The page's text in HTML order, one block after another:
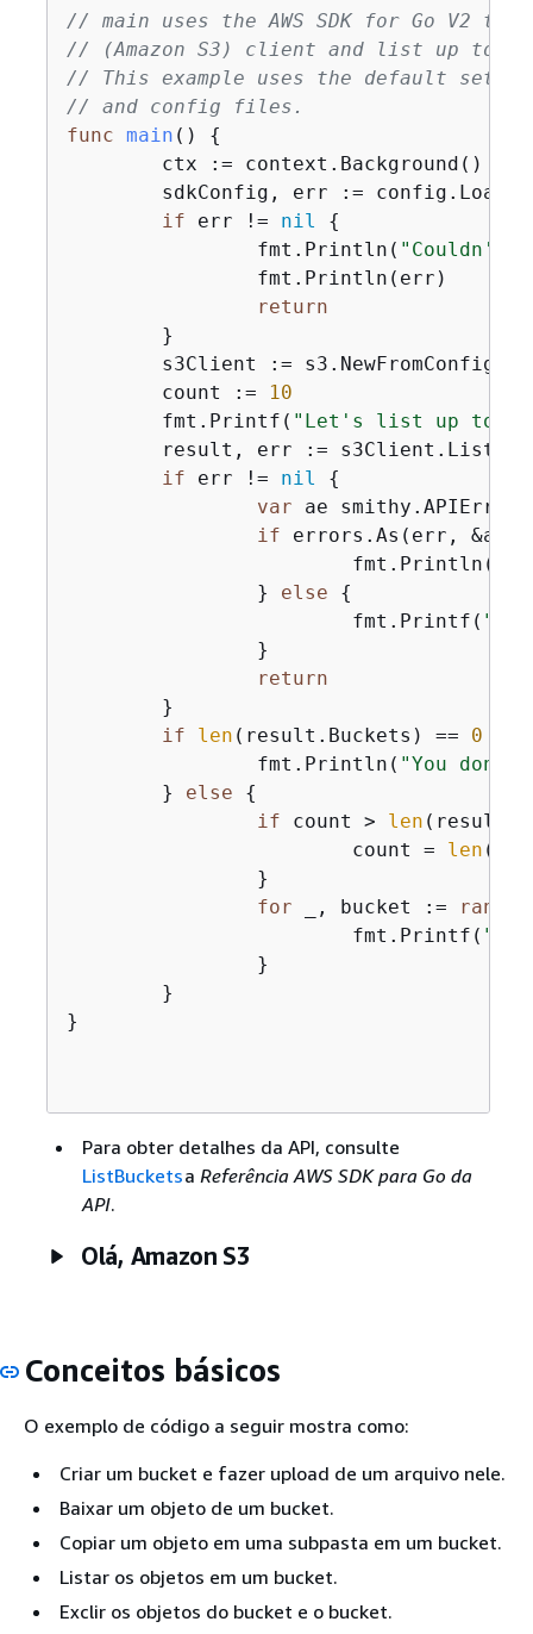
// main uses the AWS SDK for Go V2 to
// (Amazon S3) client and list up to
// This example uses the default
// and config files.
func main ()
{
if err != nil
{
		fmt.Println(
"Couldn't
return
	count :=
10
	fmt.Printf(
"Let's list up to %v
result, err :=
if err != nil
{
var ae smithy.APIError
if errors.As(err, &ae)
			fmt.Println(
		}
else
{
			fmt.Printf(
return
if
len (result.Buckets) == 0
		fmt.Println(
"You don't
	}
else
{
if count > len
			count =
len
for _, bucket := range
			fmt.Printf(
}
Para obter detalhes da API, consulte
ListBucketsa Referência AWS SDK para Go da
API.
Olá, Amazon S3
Conceitos básicos
O exemplo de código a seguir mostra como:
Criar um bucket e fazer upload de um arquivo nele.
Baixar um objeto de um bucket.
Copiar um objeto em uma subpasta em um bucket.
Listar os objetos em um bucket.
Exclir os objetos do bucket e o bucket.